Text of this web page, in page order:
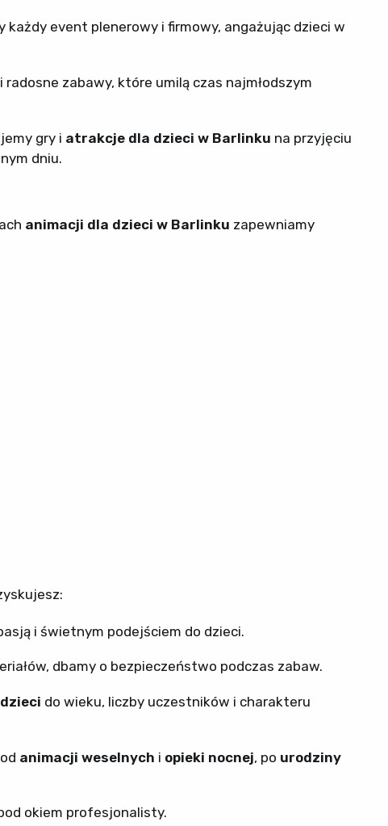
każdy event plenerowy i firmowy, angażując dzieci w
radosne zabawy, które umilą czas najmłodszym
gry i atrakcje dla dzieci w Barlinku na przyjęciu
dniu.
animacji dla dzieci w Barlinku zapewniamy
i świetnym podejściem do dzieci.
dbamy o bezpieczeństwo podczas zabaw.
do wieku, liczby uczestników i charakteru
animacji weselnych i opieki nocnej, po urodziny
okiem profesjonalisty.